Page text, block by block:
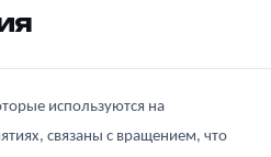
используются на
связаны с вращением, что